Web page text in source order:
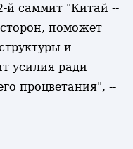
й саммит "Китай --
поможет
и
усилия ради
процветания", --